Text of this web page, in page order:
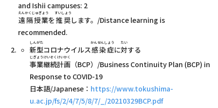
and Ishii campuses: 2
遠隔授業
えんかくじゅぎょう
を推奨
すいしょう
します。/Distance learning is
recommended.
新型
しんがた
コロナウイルス感染症
かんせんしょう
に対
たい
する
事業継続計画
じぎょうけいぞくけいかく
（BCP）/Business Continuity Plan (BCP) in
Response to COVID-19
日本語/Japanese： https://www.tokushima-
u.ac.jp/fs/2/4/7/5/8/7/_/20210329BCP.pdf